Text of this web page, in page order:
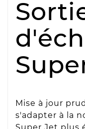
Mise à jour
s'adapter à la